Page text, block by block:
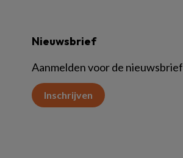
Nieuwsbrief
Aanmelden voor de nieuwsbrief
Inschrijven